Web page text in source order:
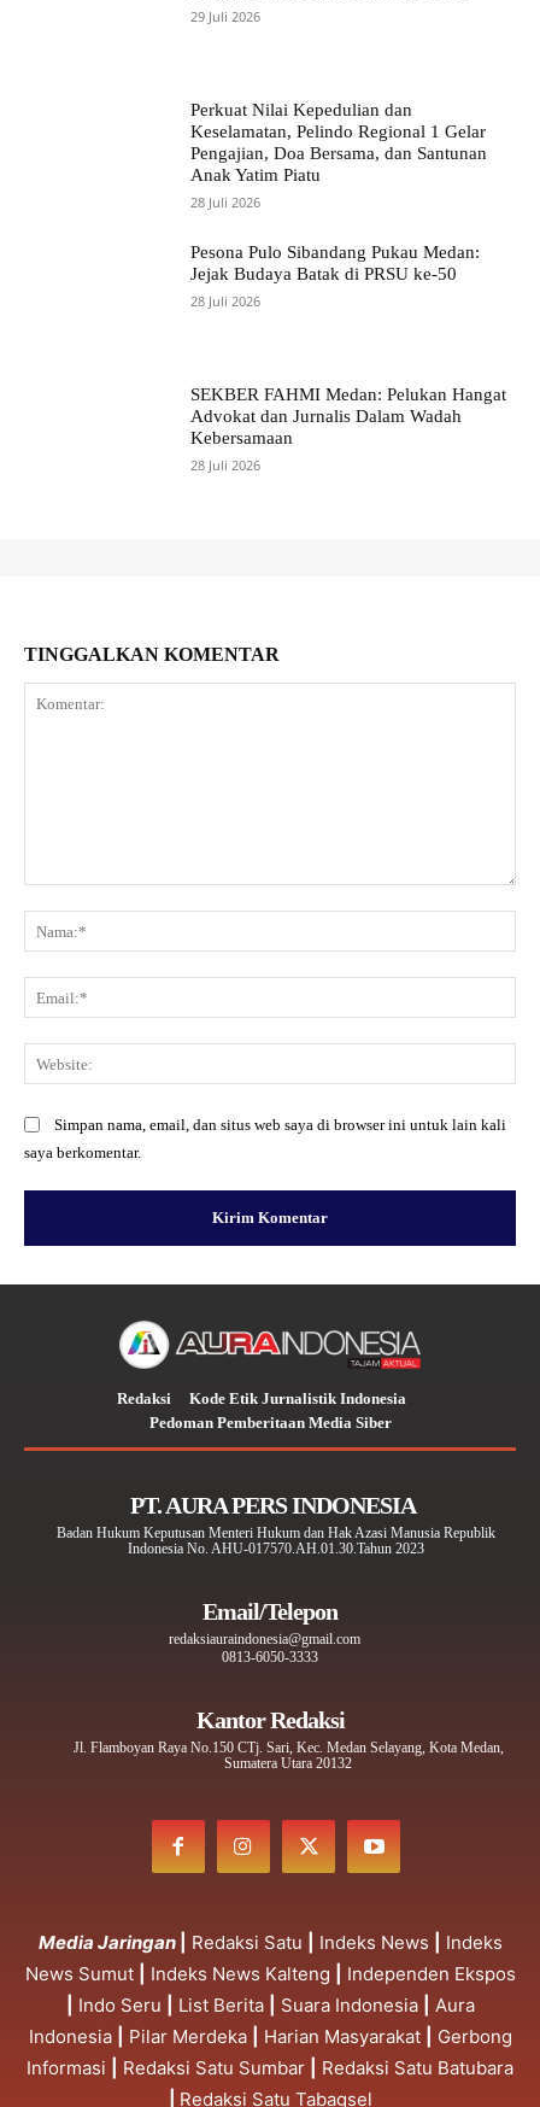
29 Juli 2026
Perkuat Nilai Kepedulian dan
Keselamatan, Pelindo Regional 1 Gelar
Pengajian, Doa Bersama, dan Santunan
Anak Yatim Piatu
28 Juli 2026
Pesona Pulo Sibandang Pukau Medan:
Jejak Budaya Batak di PRSU ke-50
28 Juli 2026
SEKBER FAHMI Medan: Pelukan Hangat
Advokat dan Jurnalis Dalam Wadah
Kebersamaan
28 Juli 2026
TINGGALKAN KOMENTAR
Simpan nama, email, dan situs web saya di browser ini untuk lain kali
saya berkomentar.
Redaksi
Kode Etik Jurnalistik Indonesia
Pedoman Pemberitaan Media Siber
PT. AURA PERS INDONESIA
Badan Hukum Keputusan Menteri Hukum dan Hak Azasi Manusia Republik
Indonesia No. AHU-017570.AH.01.30.Tahun 2023
Email/Telepon
redaksiauraindonesia@gmail.com
0813-6050-3333
Kantor Redaksi
Jl. Flamboyan Raya No.150 CTj. Sari, Kec. Medan Selayang, Kota Medan,
Sumatera Utara 20132
Media Jaringan Redaksi Satu Indeks News
Indeks
News Sumut
Indeks News Kalteng
Independen Ekspos
Indo Seru List Berita Suara Indonesia
Aura
Indonesia
Pilar Merdeka Harian Masyarakat
Gerbong
Informasi
Redaksi Satu Sumbar
Redaksi Satu Batubara
Redaksi Satu Tabagsel